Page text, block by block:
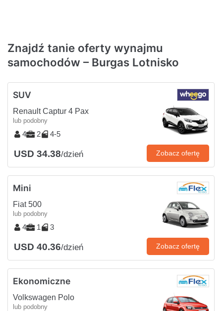
Znajdź tanie oferty wynajmu
samochodów – Burgas Lotnisko
SUV
Renault Captur 4 Pax
lub podobny
4 2 4-5
USD 34.38/dzień Zobacz ofertę
Mini
Fiat 500
lub podobny
4 1 3
USD 40.36/dzień Zobacz ofertę
Ekonomiczne
Volkswagen Polo
lub podobny